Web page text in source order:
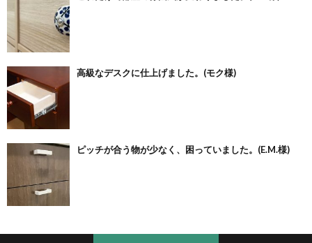
高級なデスクに仕上げました。(モク様)
ピッチが合う物が少なく、困っていました。(E.M.様)